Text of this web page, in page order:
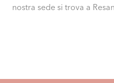
nostra sede si trova a